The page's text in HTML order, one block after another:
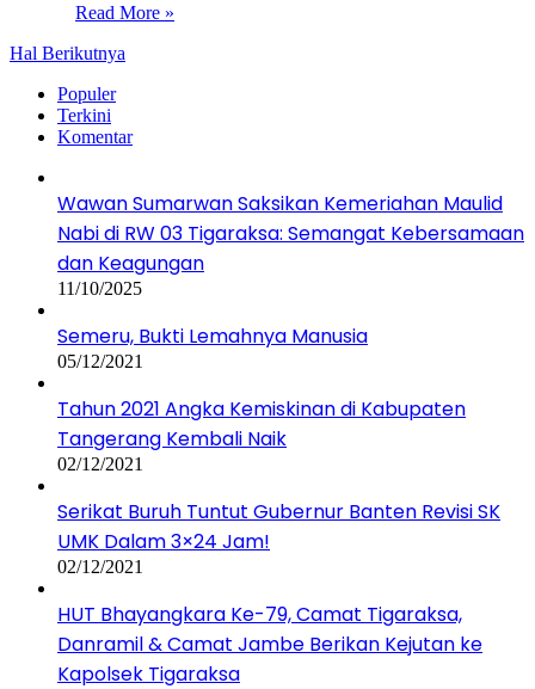
Read More »
Hal Berikutnya
Populer
Terkini
Komentar
Wawan Sumarwan Saksikan Kemeriahan Maulid
Nabi di RW 03 Tigaraksa: Semangat Kebersamaan
dan Keagungan
11/10/2025
Semeru, Bukti Lemahnya Manusia
05/12/2021
Tahun 2021 Angka Kemiskinan di Kabupaten
Tangerang Kembali Naik
02/12/2021
Serikat Buruh Tuntut Gubernur Banten Revisi SK
UMK Dalam 3×24 Jam!
02/12/2021
HUT Bhayangkara Ke-79, Camat Tigaraksa,
Danramil & Camat Jambe Berikan Kejutan ke
Kapolsek Tigaraksa